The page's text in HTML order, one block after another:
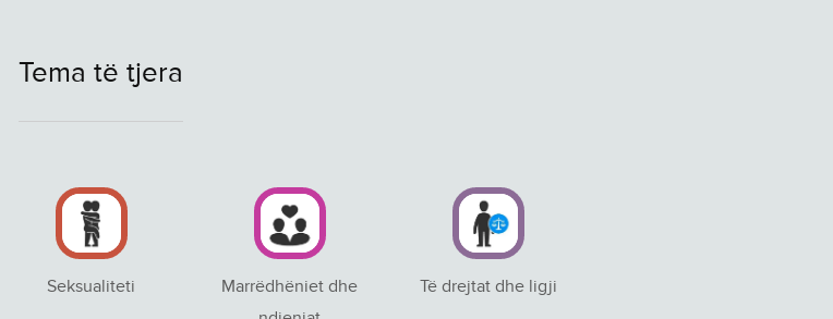
Tema të tjera
Seksualiteti
Marrëdhëniet dhe
Të drejtat dhe ligji